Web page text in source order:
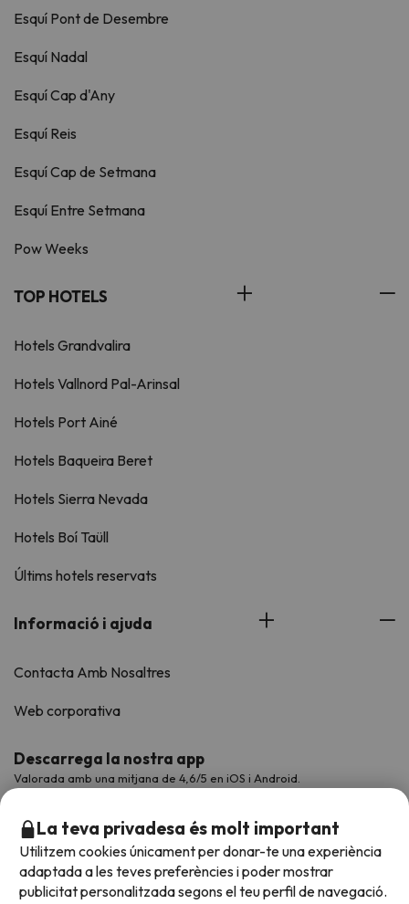
Esquí Pont de Desembre
Esquí Nadal
Esquí Cap d'Any
Esquí Reis
Esquí Cap de Setmana
Esquí Entre Setmana
Pow Weeks
TOP HOTELS
Hotels Grandvalira
Hotels Vallnord Pal-Arinsal
Hotels Port Ainé
Hotels Baqueira Beret
Hotels Sierra Nevada
Hotels Boí Taüll
Últims hotels reservats
Informació i ajuda
Contacta Amb Nosaltres
Web corporativa
Descarrega la nostra app
Valorada amb una mitjana de 4,6/5 en iOS i Android.
La teva privadesa és molt important
Utilitzem cookies únicament per donar-te una experiència
adaptada a les teves preferències i poder mostrar
publicitat personalitzada segons el teu perfil de navegació.